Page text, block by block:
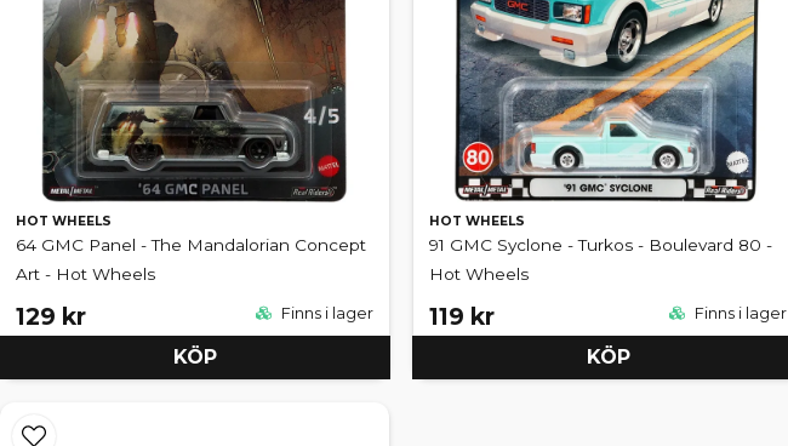
HOT WHEELS
64 GMC Panel - The Mandalorian Concept
Art - Hot Wheels
129 kr Finns i lager
KÖP
HOT WHEELS
91 GMC Syclone - Turkos - Boulevard 80 -
Hot Wheels
119 kr Finns i lager
KÖP